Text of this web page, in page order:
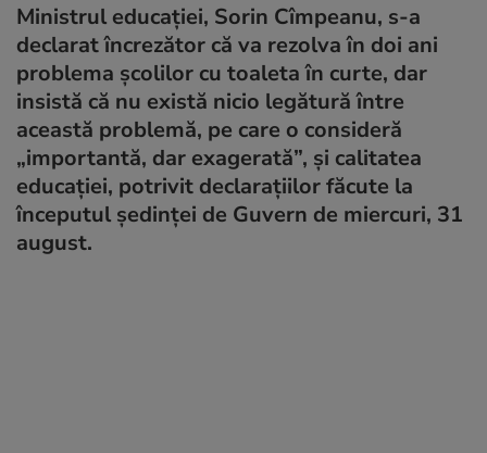
Ministrul educației, Sorin Cîmpeanu, s-a
declarat încrezător că va rezolva în doi ani
problema școlilor cu toaleta în curte, dar
insistă că nu există nicio legătură între
această problemă, pe care o consideră
„importantă, dar exagerată”, și calitatea
educației, potrivit declarațiilor făcute la
începutul ședinței de Guvern de miercuri, 31
august.